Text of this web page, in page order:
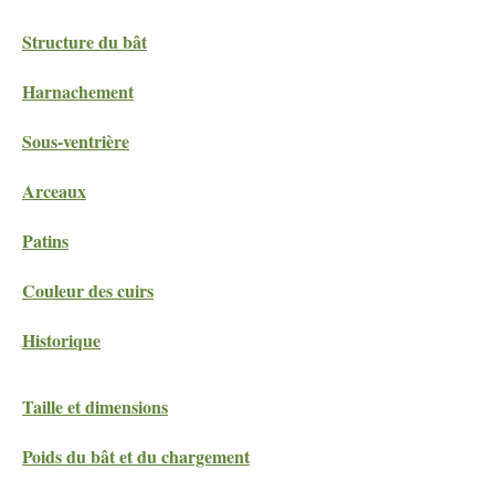
Structure du bât
Harnachement
Sous-ventrière
Arceaux
Patins
Couleur des cuirs
Historique
Taille et dimensions
Poids du bât et du chargement